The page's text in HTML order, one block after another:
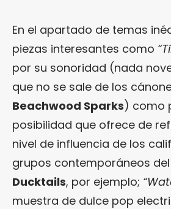
En el apartado de temas
piezas interesantes como
por su sonoridad (nada
que no se sale de los
Beachwood Sparks) como
posibilidad que ofrece de
nivel de influencia de los
grupos contemporáneos
Ducktails, por ejemplo;
muestra de dulce pop